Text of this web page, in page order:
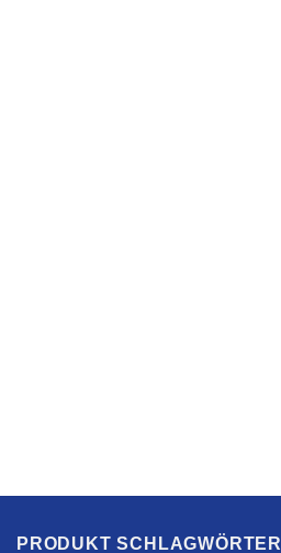
PRODUKT SCHLAGWÖRTER